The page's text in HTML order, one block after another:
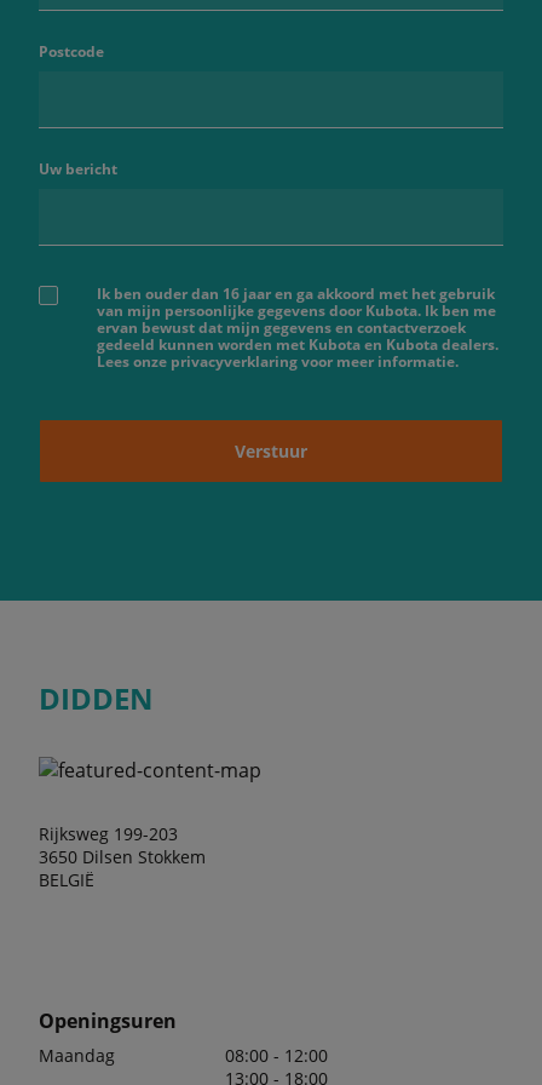
Postcode
Uw bericht
Ik ben ouder dan 16 jaar en ga akkoord met het gebruik
van mijn persoonlijke gegevens door Kubota. Ik ben me
ervan bewust dat mijn gegevens en contactverzoek
gedeeld kunnen worden met Kubota en Kubota dealers.
Lees onze privacyverklaring voor meer informatie.
Verstuur
DIDDEN
Rijksweg 199-203
3650 Dilsen Stokkem
BELGIË
Openingsuren
Maandag
08:00 - 12:00
13:00 - 18:00